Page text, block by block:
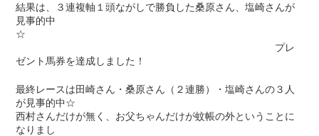
結果は、３連複軸１頭ながしで勝負した桑原さん、塩崎さんが
見事的中
☆
プレ
ゼント馬券を達成しました！
最終レースは田崎さん・桑原さん（２連勝）・塩崎さんの３人
が見事的中☆
西村さんだけが無く、お父ちゃんだけが蚊帳の外ということに
なりまし